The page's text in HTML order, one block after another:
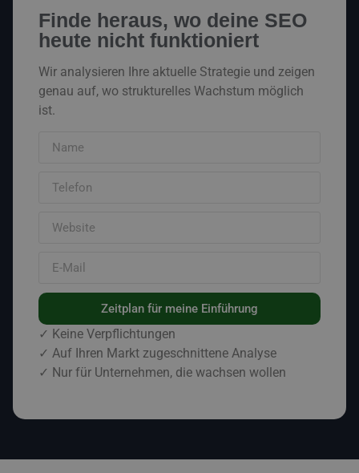
Finde heraus, wo deine SEO
heute nicht funktioniert
Wir analysieren Ihre aktuelle Strategie und zeigen
genau auf, wo strukturelles Wachstum möglich
ist.
Zeitplan für meine Einführung
✓ Keine Verpflichtungen
✓ Auf Ihren Markt zugeschnittene Analyse
✓ Nur für Unternehmen, die wachsen wollen